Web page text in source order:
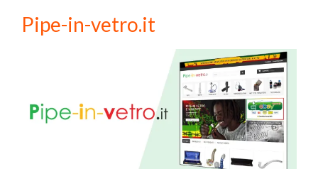
Pipe-in-vetro.it